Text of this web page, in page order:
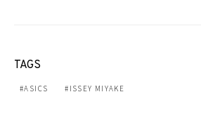
TAGS
ASICS ISSEY MIYAKE